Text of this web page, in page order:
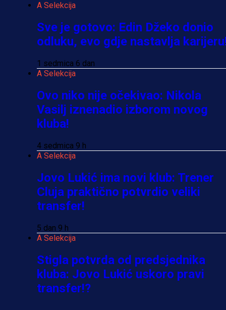
A Selekcija
Sve je gotovo: Edin Džeko donio
odluku, evo gdje nastavlja
1 sedmica 6 dan
A Selekcija
Ovo niko nije očekivao: Nikola
Vasilj iznenadio izborom novog
kluba!
4 sedmica 9 h
A Selekcija
Jovo Lukić ima novi klub: Trener
Cluja praktično potvrdio veliki
transfer!
5 dan 9 h
A Selekcija
Stigla potvrda od predsjednika
kluba: Jovo Lukić uskoro pravi
transfer!?